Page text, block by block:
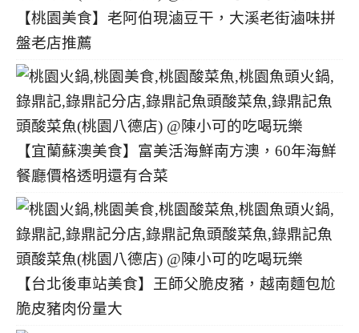
【桃園美食】老阿伯現滷豆干，大溪老街滷味拼
盤老店推薦
【宜蘭蘇澳美食】富美活海鮮南方澳，60年海鮮
餐廳價格透明還有合菜
【台北後車站美食】王師父脆皮豬，越南麵包尬
脆皮豬肉份量大